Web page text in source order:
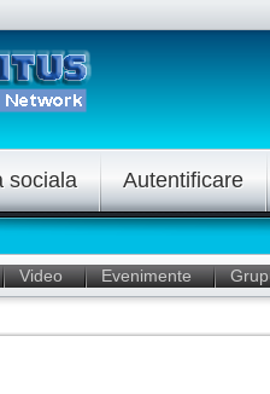
sociala Autentificare
Video Evenimente